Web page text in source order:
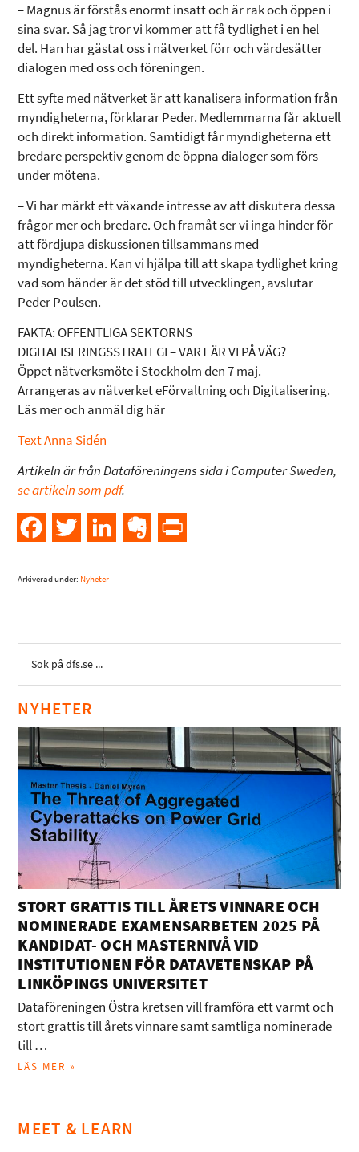
– Magnus är förstås enormt insatt och är rak och öppen i
sina svar. Så jag tror vi kommer att få tydlighet i en hel
del. Han har gästat oss i nätverket förr och värdesätter
dialogen med oss och föreningen.
Ett syfte med nätverket är att kanalisera information från
myndigheterna, förklarar Peder. Medlemmarna får aktuell
och direkt information. Samtidigt får myndigheterna ett
bredare perspektiv genom de öppna dialoger som förs
under mötena.
– Vi har märkt ett växande intresse av att diskutera dessa
frågor mer och bredare. Och framåt ser vi inga hinder för
att fördjupa diskussionen tillsammans med
myndigheterna. Kan vi hjälpa till att skapa tydlighet kring
vad som händer är det stöd till utvecklingen, avslutar
Peder Poulsen.
FAKTA: OFFENTLIGA SEKTORNS
DIGITALISERINGSSTRATEGI – VART ÄR VI PÅ VÄG?
Öppet nätverksmöte i Stockholm den 7 maj.
Arrangeras av nätverket eFörvaltning och Digitalisering.
Läs mer och anmäl dig här
Text Anna Sidén
Artikeln är från Dataföreningens sida i Computer Sweden,
se artikeln som pdf.
FacebookTwitter LinkedInEvernote
Arkiverad under: Nyheter
NYHETER
STORT GRATTIS TILL ÅRETS VINNARE OCH
NOMINERADE EXAMENSARBETEN 2025 PÅ
KANDIDAT- OCH MASTERNIVÅ VID
INSTITUTIONEN FÖR DATAVETENSKAP PÅ
LINKÖPINGS UNIVERSITET
Dataföreningen Östra kretsen vill framföra ett varmt och
stort grattis till årets vinnare samt samtliga nominerade
till …
LÄS MER »
MEET & LEARN